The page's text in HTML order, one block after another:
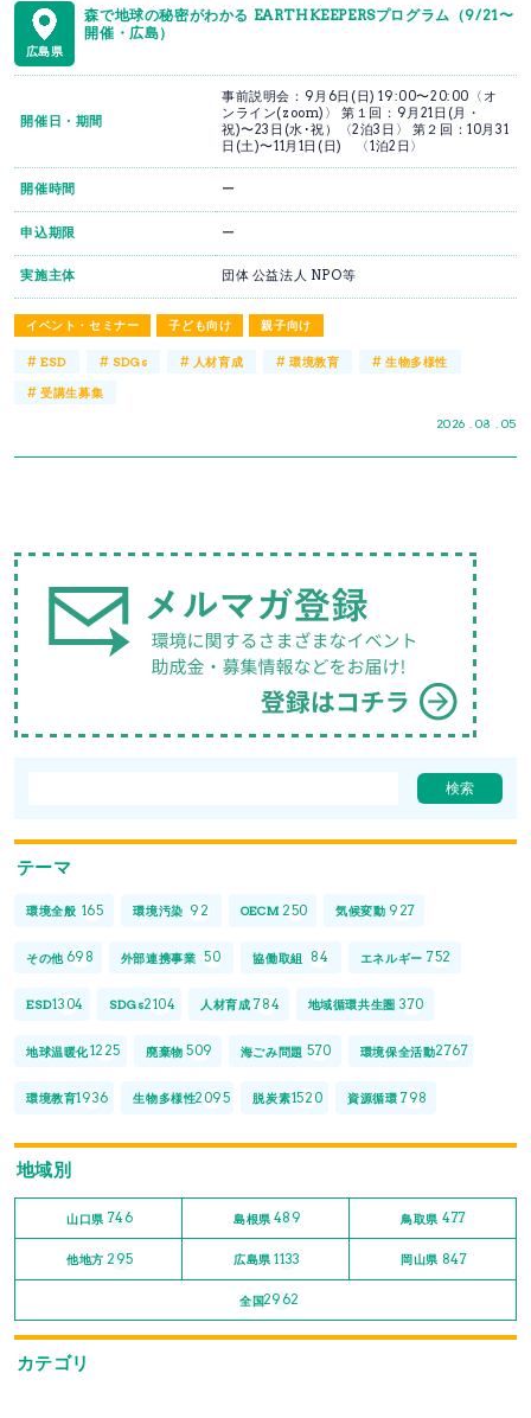
広島県
森で地球の秘密がわかる EARTHKEEPERSプログラム（9/21〜
開催・広島）
イベント・セミナー 子ども向け 親子向け
2026 . 08 . 05
開催日・期間
事前説明会：9月6日(日) 19:00〜20:00〈オ
ンライン(zoom)〉 第１回：9月21日(月・
祝)〜23日(水･祝）〈2泊3日〉 第２回：10月31
日(土)〜11月1日(日) 〈1泊2日〉
開催時間 ー
申込期限 ー
実施主体 団体 公益法人 NPO等
#ESD # SDGs # 人材育成 # 環境教育 #生物多様性
#受講生募集
テーマ
環境全般 165 環境汚染 92 OECM 250 気候変動 927
その他 698 外部連携事業 50 協働取組 84 エネルギー 752
ESD1304 SDGs2104 人材育成 784 地域循環共生圏 370
地球温暖化1225 廃棄物 509 海ごみ問題 570 環境保全活動2767
環境教育1936 生物多様性2095 脱炭素1520 資源循環 798
地域別
山口県 746 島根県 489 鳥取県 477
他地方 295 広島県 1133 岡山県 847
全国2962
カテゴリ